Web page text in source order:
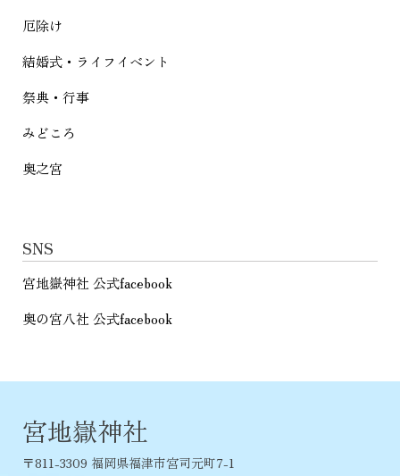
厄除け
結婚式・ライフイベント
祭典・行事
みどころ
奥之宮
SNS
宮地嶽神社 公式facebook
奥の宮八社 公式facebook
宮地嶽神社
〒811-3309 福岡県福津市宮司元町7-1